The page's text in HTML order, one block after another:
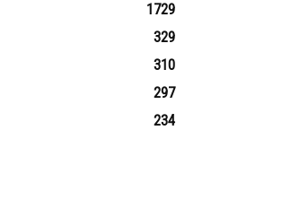
1729
329
310
297
234